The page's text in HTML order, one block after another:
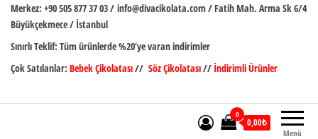
Merkez: +90 505 877 37 03/ info@divacikolata.com / Fatih Mah. Arma Sk 6/4
Büyükçekmece / İstanbul
Sınırlı Teklif: Tüm ürünlerde %20’ye varan indirimler
Çok Satılanlar: Bebek Çikolatası// Söz Çikolatası// İndirimli Ürünler
Menü
0
0,00₺